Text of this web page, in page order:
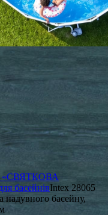
«СВЯТКОВА
басейнівIntex 28065
надувного басейну,